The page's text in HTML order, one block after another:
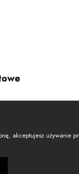
akceptujesz używanie